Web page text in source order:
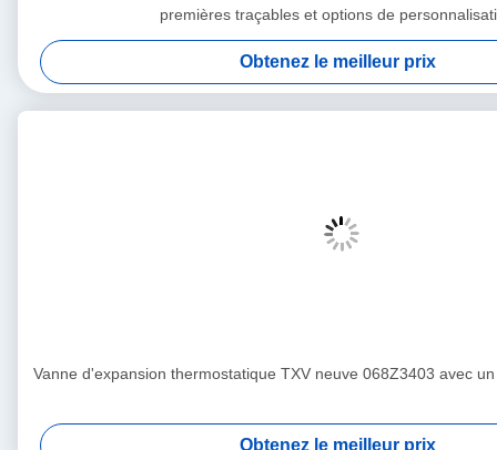
premières traçables et options de
Obtenez le meilleur prix
Vanne d'expansion thermostatique TXV neuve 068Z3403 avec
Obtenez le meilleur prix